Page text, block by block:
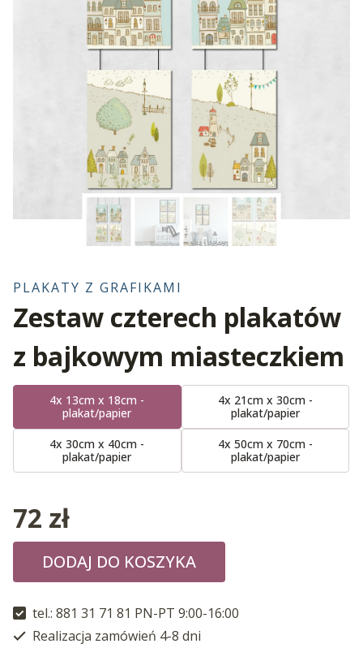
PLAKATY Z GRAFIKAMI
Zestaw czterech plakatów
z bajkowym miasteczkiem
4x 13cm x 18cm -
plakat/papier
4x 21cm x 30cm -
plakat/papier
4x 30cm x 40cm -
plakat/papier
4x 50cm x 70cm -
plakat/papier
72 zł
DODAJ DO KOSZYKA
tel.: 881 31 71 81 PN-PT 9:00-16:00
Realizacja zamówień 4-8 dni